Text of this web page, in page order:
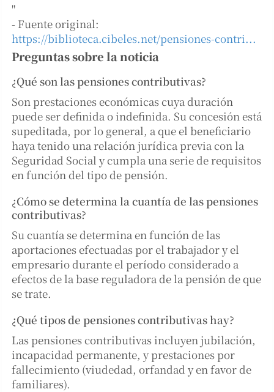
"
- Fuente original:
https://biblioteca.cibeles.net/pensiones-contri...
Preguntas sobre la noticia
¿Qué son las pensiones contributivas?
Son prestaciones económicas cuya duración
puede ser definida o indefinida. Su concesión está
supeditada, por lo general, a que el beneficiario
haya tenido una relación jurídica previa con la
Seguridad Social y cumpla una serie de requisitos
en función del tipo de pensión.
¿Cómo se determina la cuantía de las pensiones
contributivas?
Su cuantía se determina en función de las
aportaciones efectuadas por el trabajador y el
empresario durante el período considerado a
efectos de la base reguladora de la pensión de que
se trate.
¿Qué tipos de pensiones contributivas hay?
Las pensiones contributivas incluyen jubilación,
incapacidad permanente, y prestaciones por
fallecimiento (viudedad, orfandad y en favor de
familiares).